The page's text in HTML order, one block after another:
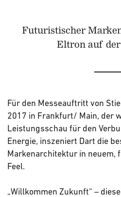
Futuristischer
Eltron auf der
Für den Messeauftritt von
2017 in Frankfurt/ Main, der
Leistungsschau für den
Energie, inszeniert Dart die
Markenarchitektur in neuem,
Feel.
„Willkommen Zukunft“ –